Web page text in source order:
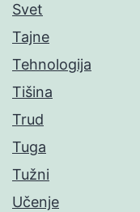
Svet
Tajne
Tehnologija
Tišina
Trud
Tuga
Tužni
Učenje